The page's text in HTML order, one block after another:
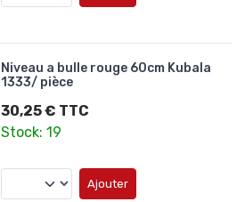
Niveau a bulle rouge 60cm Kubala
1333/ pièce
30,25 € TTC
Stock: 19
Ajouter